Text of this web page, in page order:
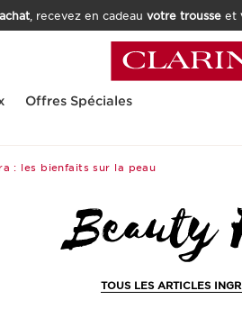
, recevez en cadeau votre trousseet
Offres Spéciales
: les bienfaits sur la peau
TOUS LES ARTICLES